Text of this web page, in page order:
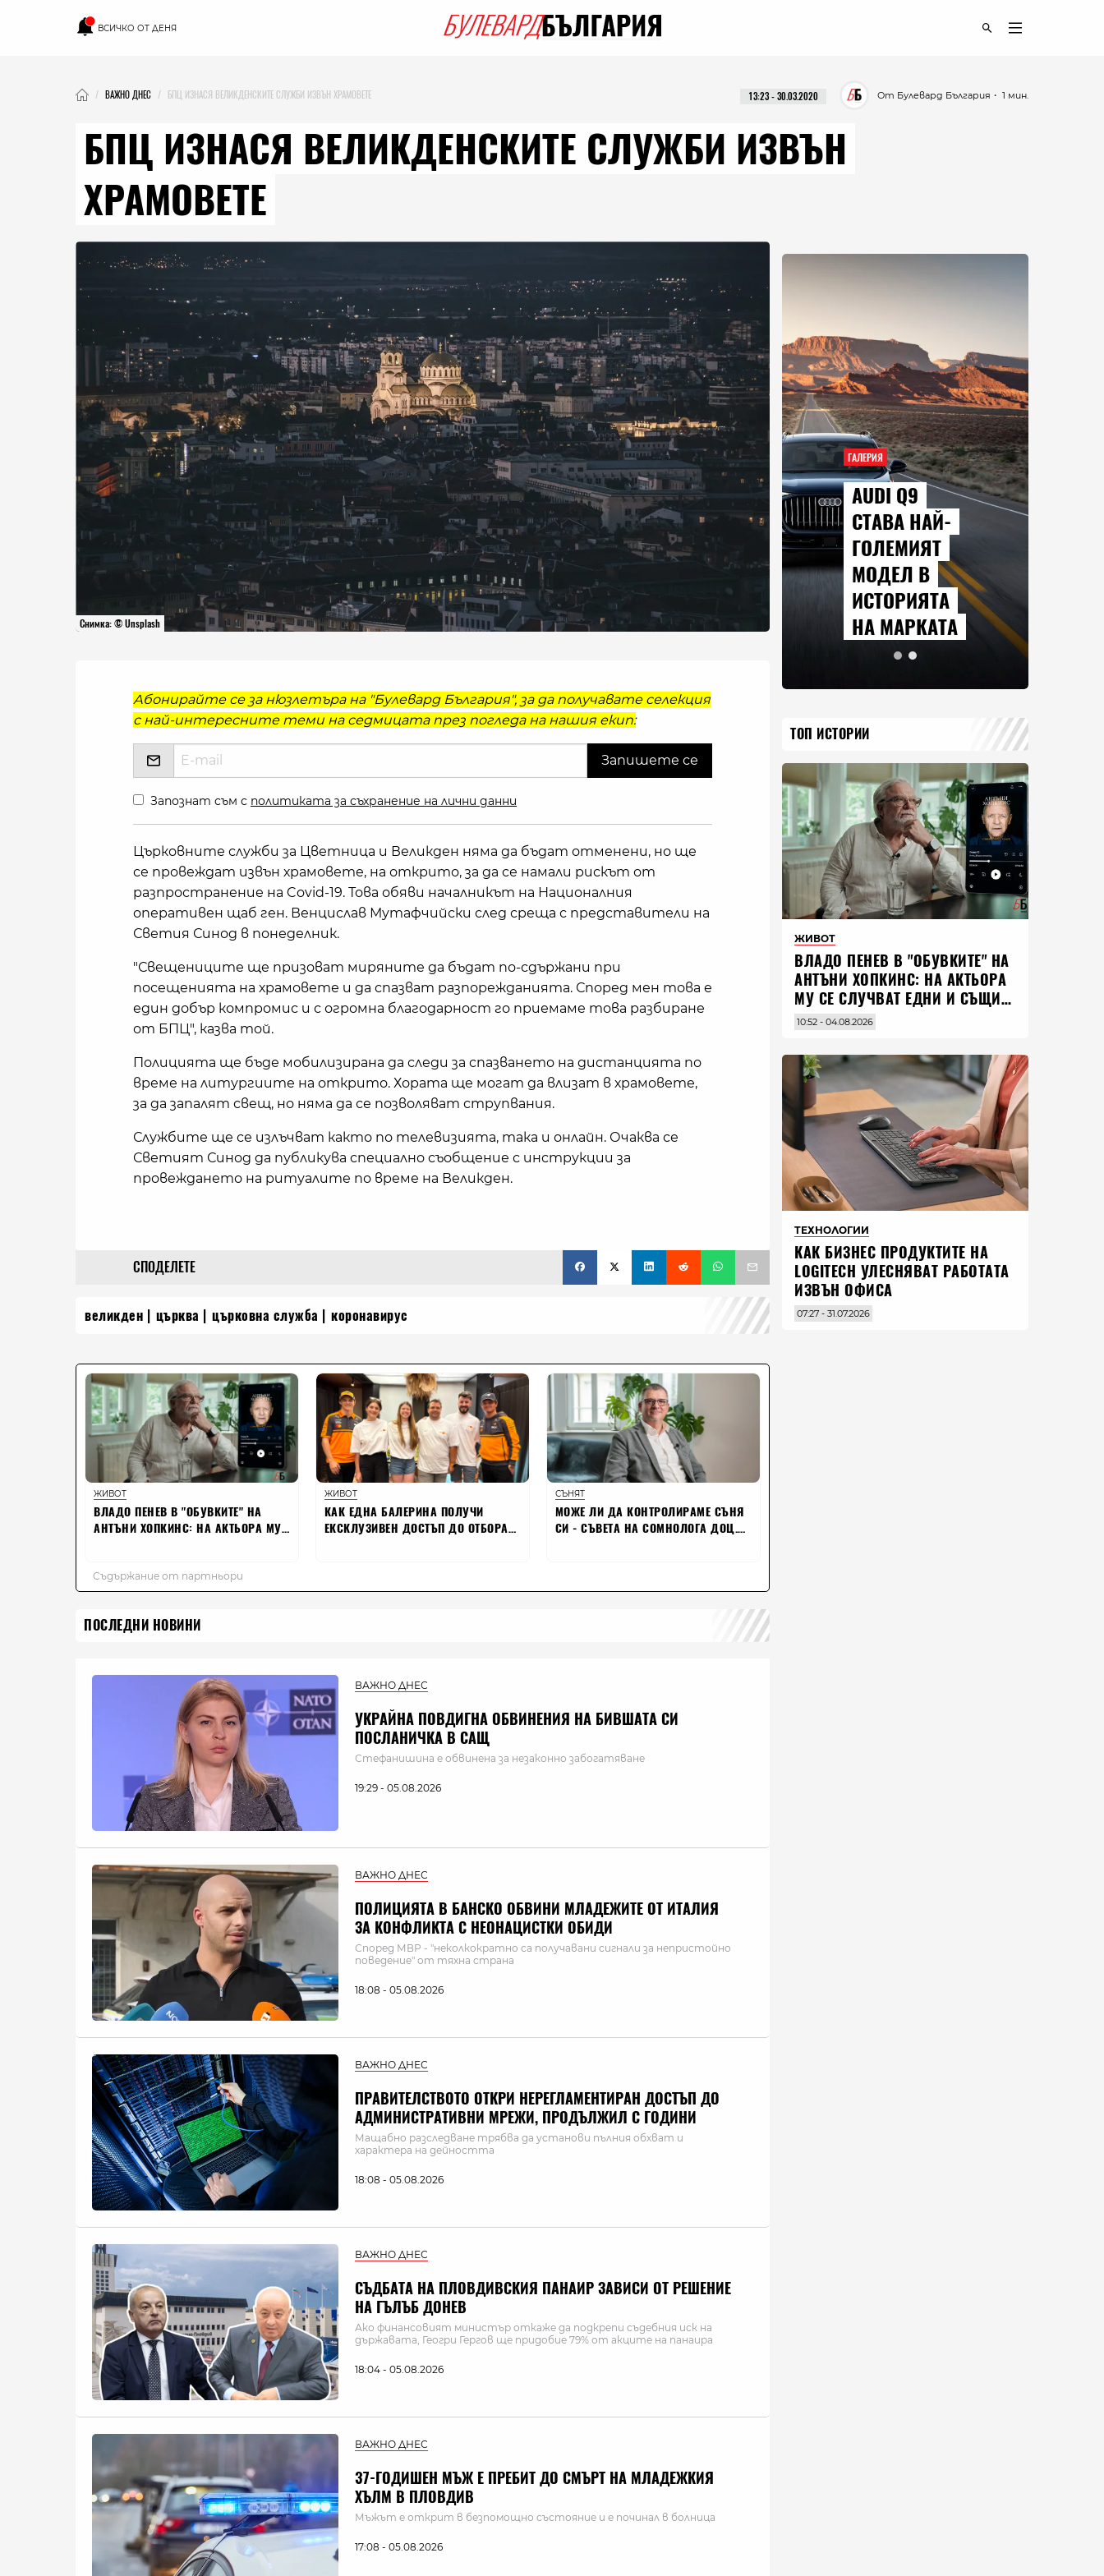
ВСИЧКО ОТ ДЕНЯ
ВАЖНО ДНЕС БПЦ ИЗНАСЯ ВЕЛИКДЕНСКИТЕ СЛУЖБИ ИЗВЪН ХРАМОВЕТЕ ・ 1 мин.
От Булевард България
13:23 - 30.03.2020
БПЦ ИЗНАСЯ ВЕЛИКДЕНСКИТЕ СЛУЖБИ ИЗВЪН
ХРАМОВЕТЕ
Снимка: © Unsplash
Абонирайте се за нюзлетъра на "Булевард България", за да получавате селекция
с най-интересните теми на седмицата през погледа на нашия екип:
Запознат съм с политиката за съхранение на лични данни
Църковните служби за Цветница и Великден няма да бъдат отменени, но ще
се провеждат извън храмовете, на открито, за да се намали рискът от
разпространение на Covid-19. Това обяви началникът на Националния
оперативен щаб ген. Венцислав Мутафчийски след среща с представители на
Светия Синод в понеделник.
"Свещениците ще призоват миряните да бъдат по-сдържани при
посещенията на храмовете и да спазват разпорежданията. Според мен това е
един добър компромис и с огромна благодарност го приемаме това разбиране
от БПЦ", казва той.
Полицията ще бъде мобилизирана да следи за спазването на дистанцията по
време на литургиите на открито. Хората ще могат да влизат в храмовете,
за да запалят свещ, но няма да се позволяват струпвания.
Службите ще се излъчват както по телевизията, така и онлайн. Очаква се
Светият Синод да публикува специално съобщение с инструкции за
провеждането на ритуалите по време на Великден.
СПОДЕЛЕТЕ
великден църква църковна служба коронавирус
ПОСЛЕДНИ НОВИНИ
ВАЖНО ДНЕС
УКРАЙНА ПОВДИГНА ОБВИНЕНИЯ НА БИВШАТА СИ
ПОСЛАНИЧКА В САЩ
Стефанишина е обвинена за незаконно забогатяване
19:29 - 05.08.2026
ВАЖНО ДНЕС
ПОЛИЦИЯТА В БАНСКО ОБВИНИ МЛАДЕЖИТЕ ОТ ИТАЛИЯ
ЗА КОНФЛИКТА С НЕОНАЦИСТКИ ОБИДИ
Според МВР - "неколкократно са получавани сигнали за непристойно
поведение" от тяхна страна
18:08 - 05.08.2026
ВАЖНО ДНЕС
ПРАВИТЕЛСТВОТО ОТКРИ НЕРЕГЛАМЕНТИРАН ДОСТЪП ДО
АДМИНИСТРАТИВНИ МРЕЖИ, ПРОДЪЛЖИЛ С ГОДИНИ
Мащабно разследване трябва да установи пълния обхват и
характера на дейността
18:08 - 05.08.2026
ВАЖНО ДНЕС
СЪДБАТА НА ПЛОВДИВСКИЯ ПАНАИР ЗАВИСИ ОТ РЕШЕНИЕ
НА ГЪЛЪБ ДОНЕВ
Ако финансовият министър откаже да подкрепи съдебния иск на
държавата, Геогри Гергов ще придобие 79% от акците на панаира
18:04 - 05.08.2026
ВАЖНО ДНЕС
37-ГОДИШЕН МЪЖ Е ПРЕБИТ ДО СМЪРТ НА МЛАДЕЖКИЯ
ХЪЛМ В ПЛОВДИВ
Мъжът е открит в безпомощно състояние и е починал в болница
17:08 - 05.08.2026
ГАЛЕРИЯ
AUDI Q9
СТАВА НАЙ-
ГОЛЕМИЯТ
МОДЕЛ В
ИСТОРИЯТА
НА МАРКАТА
ТОП ИСТОРИИ
ЖИВОТ
ВЛАДO ПЕНЕВ В "ОБУВКИТЕ" НА
АНТЪНИ ХОПКИНС: НА АКТЬОРА
МУ СЕ СЛУЧВАТ ЕДНИ И СЪЩИ
НЕЩА ПО ЦЕЛИЯ СВЯТ
10:52 - 04.08.2026
ТЕХНОЛОГИИ
КАК БИЗНЕС ПРОДУКТИТЕ НА
LOGITECH УЛЕСНЯВАТ РАБОТАТА
ИЗВЪН ОФИСА
07:27 - 31.07.2026